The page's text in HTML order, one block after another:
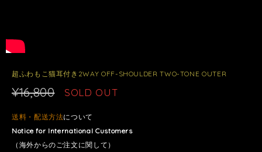
超ふわもこ猫耳付き2WAY OFF-SHOULDER TWO-TONE OUTER
¥16,800 SOLD OUT
送料・配送方法について
Notice for International Customers
（海外からのご注文に関して）